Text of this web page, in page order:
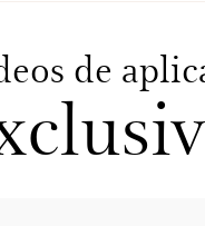
de